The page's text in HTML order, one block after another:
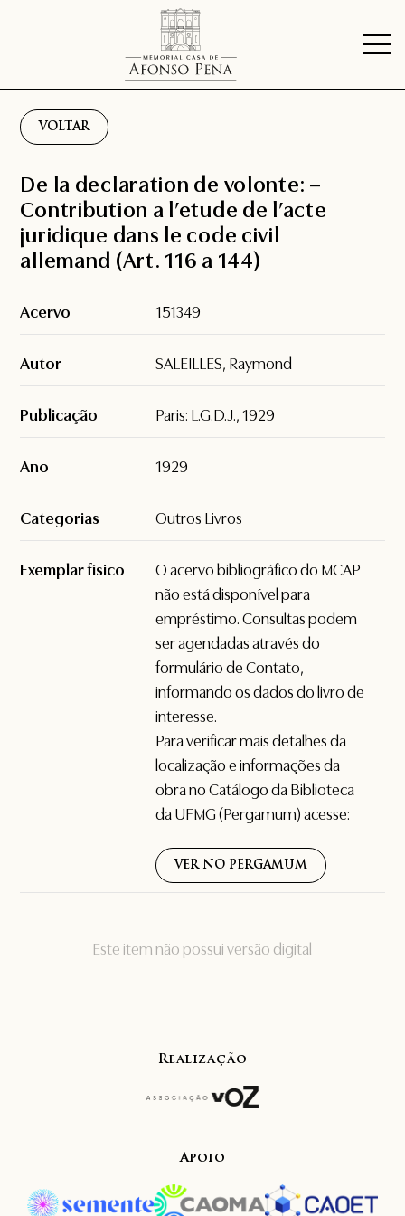
VOLTAR
Este item não possui versão digital
De la declaration de volonte: –
Contribution a l’etude de l’acte
juridique dans le code civil
allemand (Art. 116 a 144)
Acervo 151349
Autor SALEILLES, Raymond
Publicação Paris: L.G.D.J., 1929
Ano 1929
Categorias Outros Livros
Exemplar físico
O acervo bibliográfico do MCAP
não está disponível para
empréstimo. Consultas podem
ser agendadas através do
formulário deContato,
informando os dados do livro de
interesse.
Para verificar mais detalhes da
localização e informações da
obra no Catálogo da Biblioteca
da UFMG (Pergamum) acesse:
VER NO PERGAMUM
Realização
Apoio